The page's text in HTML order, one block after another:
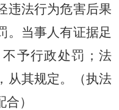
违法行为危害后果
。当事人有证据足
予行政处罚；法
从其规定。（执法
）